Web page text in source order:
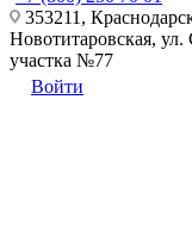
353211,
Новотитаровская, ул.
участка №77
Войти